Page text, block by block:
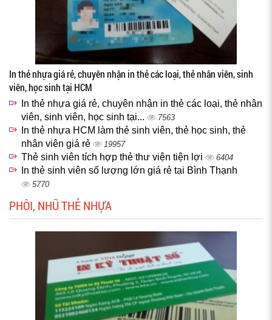
In thẻ nhựa giá rẻ, chuyên nhận in thẻ các loại, thẻ nhân viên, sinh
viên, học sinh tại HCM
In thẻ nhựa giá rẻ, chuyên nhận in thẻ các loại, thẻ nhân
viên, sinh viên, học sinh tại...
7563
In thẻ nhựa HCM làm thẻ sinh viên, thẻ học sinh, thẻ
nhân viên giá rẻ
19957
Thẻ sinh viên tích hợp thẻ thư viện tiện lợi 6404
In thẻ sinh viên số lượng lớn giá rẻ tại Bình Thạnh
5770
PHÔI, NHŨ THẺ NHỰA